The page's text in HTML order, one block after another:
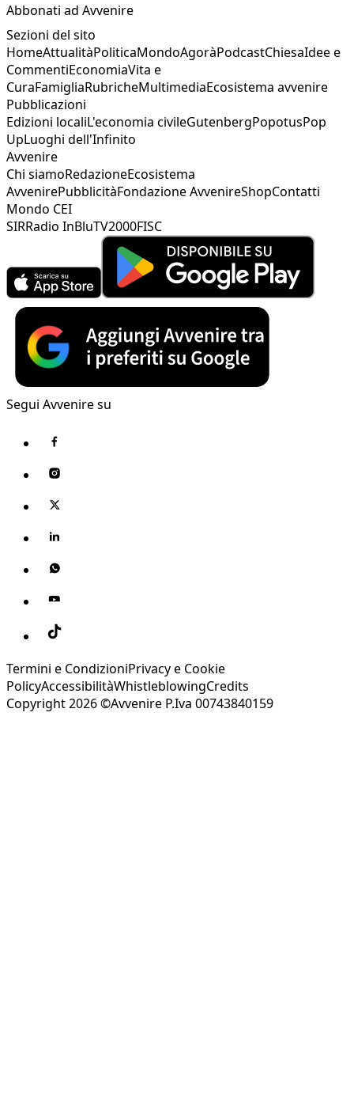
Abbonati ad Avvenire
Sezioni del sito
HomeAttualitàPoliticaMondoAgoràPodcastChiesaIdee e
CommentiEconomiaVita e
CuraFamigliaRubricheMultimediaEcosistema avvenire
Pubblicazioni
Edizioni localiL'economia civileGutenbergPopotusPop
UpLuoghi dell'Infinito
Avvenire
Chi siamoRedazioneEcosistema
AvvenirePubblicitàFondazione AvvenireShopContatti
Mondo CEI
SIRRadio InBluTV2000FISC
Segui Avvenire su
Termini e CondizioniPrivacy e Cookie
PolicyAccessibilitàWhistleblowingCredits
Copyright 2026 ©Avvenire P.Iva 00743840159